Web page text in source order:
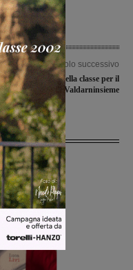
Articolo successivo
Natale da primo della classe per il
Valdarninsieme